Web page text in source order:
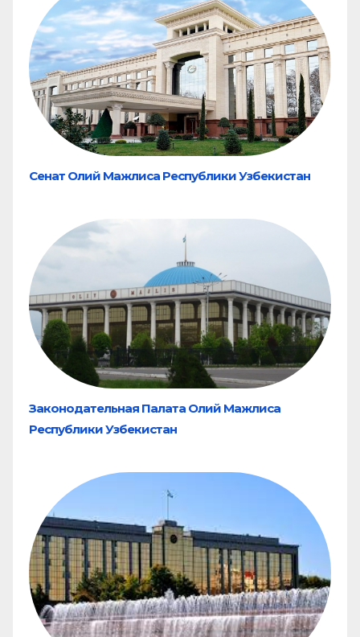
Сенат Олий Мажлиса Республики Узбекистан
Законодательная Палата Олий Мажлиса
Республики Узбекистан